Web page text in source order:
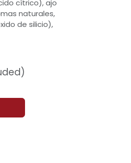
cítrico), ajo
naturales,
de silicio),